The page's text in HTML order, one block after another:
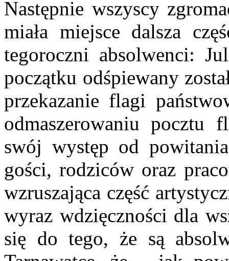
Następnie wszyscy
miała miejsce dalsza
tegoroczni absolwenci:
początku odśpiewany
przekazanie flagi
odmaszerowaniu pocztu
swój występ od
gości, rodziców oraz
wzruszająca część
wyraz wdzięczności dla
się do tego, że są